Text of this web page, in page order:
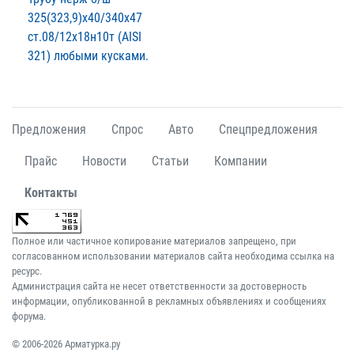
325(323,9)х40/340х47
ст.08/12х18н10т (AISI
321) любыми кусками.
Предложения Спрос Авто Спецпредложения
Прайс Новости Статьи Компании
Контакты
Полное или частичное копирование материалов запрещено, при
согласованном использовании материалов сайта необходима ссылка на
ресурс.
Администрация сайта не несет ответственности за достоверность
информации, опубликованной в рекламных объявлениях и сообщениях
форума.
© 2006-2026 Арматурка.ру